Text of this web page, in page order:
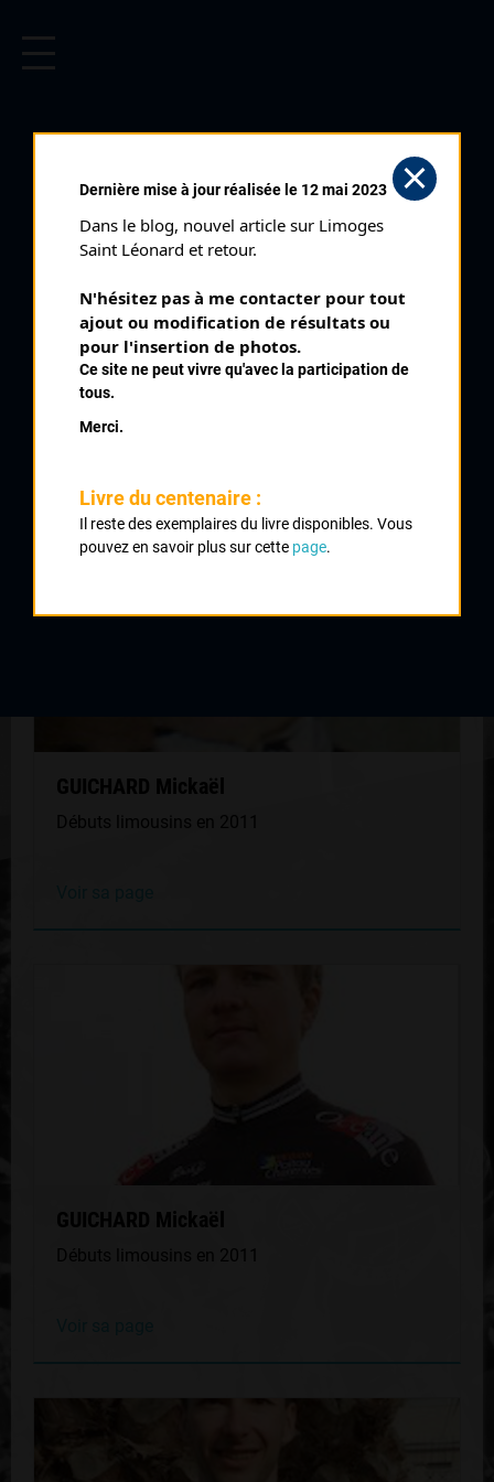
PALMARÈS
2011 , Big Mat Auber
6 Tour du Limousin 2 ème étape
QUELQUES COUREURS DE LA
MÊME GÉNÉRATION
GUICHARD Mickaël
Débuts limousins en 2011
GUICHARD Mickaël
Débuts limousins en 2011
Dernière mise à jour réalisée le 12 mai 2023
Dans le blog, nouvel article sur Limoges
Saint Léonard et retour.
N'hésitez pas à me contacter pour tout
ajout ou modification de résultats ou
pour l'insertion de photos.
Ce site ne peut vivre qu'avec la participation de
tous.
Merci.
Livre du centenaire :
Il reste des exemplaires du livre disponibles. Vous
pouvez en savoir plus sur cette page.